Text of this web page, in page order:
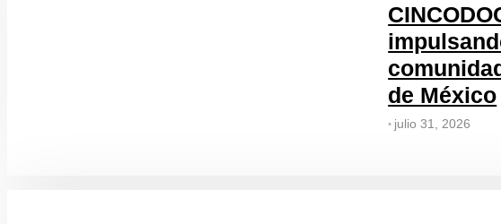
de México
• julio 31, 2026